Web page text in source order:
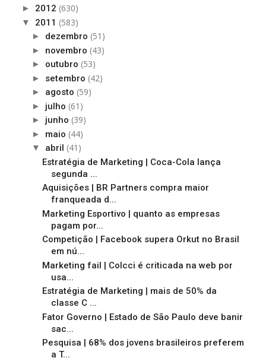
► 2012 (630)
▼ 2011 (583)
► dezembro (51)
► novembro (43)
► outubro (53)
► setembro (42)
► agosto (59)
► julho (61)
► junho (39)
► maio (44)
▼ abril (41)
Estratégia de Marketing | Coca-Cola lança
segunda ...
Aquisições | BR Partners compra maior
franqueada d...
Marketing Esportivo | quanto as empresas
pagam por...
Competição | Facebook supera Orkut no Brasil
em nú...
Marketing fail | Colcci é criticada na web por
usa...
Estratégia de Marketing | mais de 50% da
classe C ...
Fator Governo | Estado de São Paulo deve banir
sac...
Pesquisa | 68% dos jovens brasileiros preferem
a T...